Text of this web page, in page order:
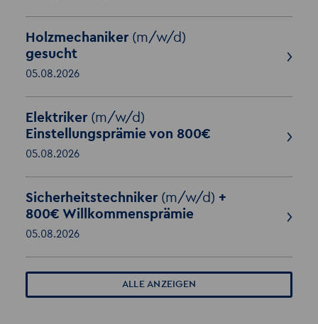
Holzmechaniker (m/w/d)
gesucht
05.08.2026
Elektriker (m/w/d)
Einstellungsprämie von 800€
05.08.2026
Sicherheitstechniker (m/w/d) +
800€ Willkommensprämie
05.08.2026
ALLE ANZEIGEN